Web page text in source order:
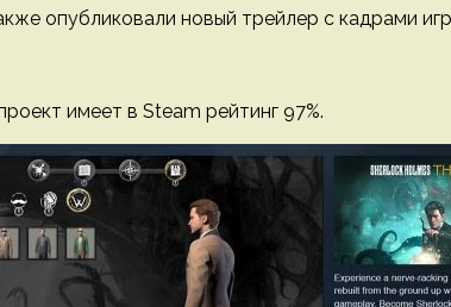
опубликовали новый трейлер с кадрами
имеет в Steam рейтинг 97%.